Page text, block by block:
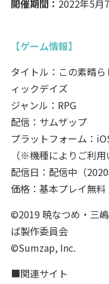
開催期間： 2022年5月
【ゲーム情報】
タイトル：この素晴
ィックデイズ
ジャンル：RPG
配信：サムザップ
プラットフォーム：
（※機種によりご利
配信日：配信中（2020
価格：基本プレイ無料
©2019 暁なつめ・三
ば製作委員会
©Sumzap, Inc.
■関連サイト